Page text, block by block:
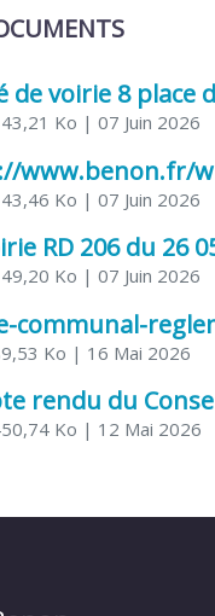
Ko | 07 Juin 2026
Ko | 07 Juin 2026
RD 206 du 26
Ko | 07 Juin 2026
Ko | 16 Mai 2026
Ko | 12 Mai 2026